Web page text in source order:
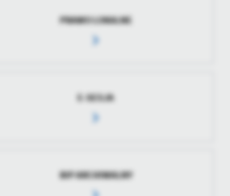
PRAWO LOKALNE
E-SESJA
BIP ARCHIWALNY